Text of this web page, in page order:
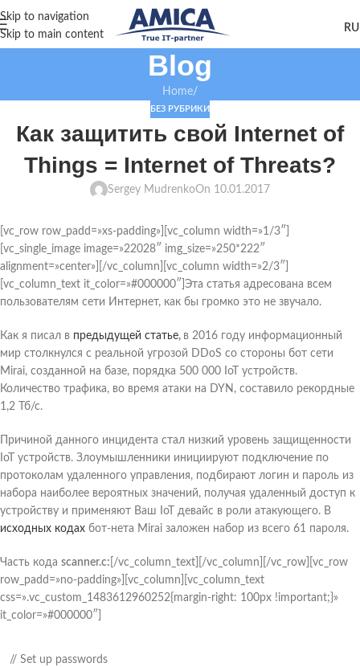
Skip to navigation
Skip to main content
Blog
Home/
БЕЗ РУБРИКИ
Как защитить свой Internet of
Things = Internet of Threats?
Sergey MudrenkoOn 10.01.2017
[vc_row row_padd=»xs-padding»][vc_column width=»1/3″]
[vc_single_image image=»22028″ img_size=»250*222″
alignment=»center»][/vc_column][vc_column width=»2/3″]
[vc_column_text it_color=»#000000″]Эта статья адресована всем
пользователям сети Интернет, как бы громко это не звучало.
Как я писал в предыдущей статье, в 2016 году информационный
мир столкнулся с реальной угрозой DDoS со стороны бот сети
Mirai, созданной на базе, порядка 500 000 IoT устройств.
Количество трафика, во время атаки на DYN, составило рекордные
1,2 Тб/с.
Причиной данного инцидента стал низкий уровень защищенности
IoT устройств. Злоумышленники инициируют подключение по
протоколам удаленного управления, подбирают логин и пароль из
набора наиболее вероятных значений, получая удаленный доступ к
устройству и применяют Ваш IoT девайс в роли атакующего. В
исходных кодах бот-нета Mirai заложен набор из всего 61 пароля.
Часть кода scanner.c: [/vc_column_text][/vc_column][/vc_row][vc_row
row_padd=»no-padding»][vc_column][vc_column_text
css=».vc_custom_1483612960252{margin-right: 100px !important;}»
it_color=»#000000″]
// Set up passwords